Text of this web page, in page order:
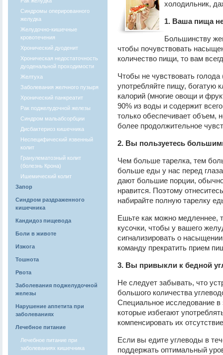
Синдромы оперированного
желудка
Желудочно-кишечные
кровотечения
Хронический дуоденит
Хроническая недостаточность
дуоденальной проходимости
Желтуха
Заболевания желчного пузыря
Хронический панкреатит
Рак поджелудочной железы
Синдром мальабсорбции
Дисбактериоз кишечника
Неспецифический язвенный
колит
Гранулематозный колит
(болезнь Крона)
Ишемический колит
Запор
Синдром раздраженного
кишечника
Кандидоз пищевода
Боли в животе
Изжога
Тошнота
Рвота
Заболевания поджелудочной
железы
Нарушение аппетита при
заболеваниях
Лечебное питание
Лечебное питание при
заболеваниях кишечника
холодильник,
1. Ваша пища
Большинству
чтобы почувствовать
количество пищи, то вам
Чтобы не чувствовать
употребляйте пищу, богатую
калорий (многие овощи и
90% из воды и содержит
только обеспечивает объем,
более продолжительное
2. Вы пользуетесь
Чем больше тарелка, тем
больше еды у нас перед
дают большие порции,
нравится. Поэтому
набирайте полную тарелку
Ешьте как можно медленнее,
кусочки, чтобы у вашего
сигнализировать о
команду прекратить прием
3. Вы привыкли к бедной
Не следует забывать, что
большого количества
Специальное исследование
которые избегают
компенсировать их
Если вы едите углеводы в
поддержать оптимальный